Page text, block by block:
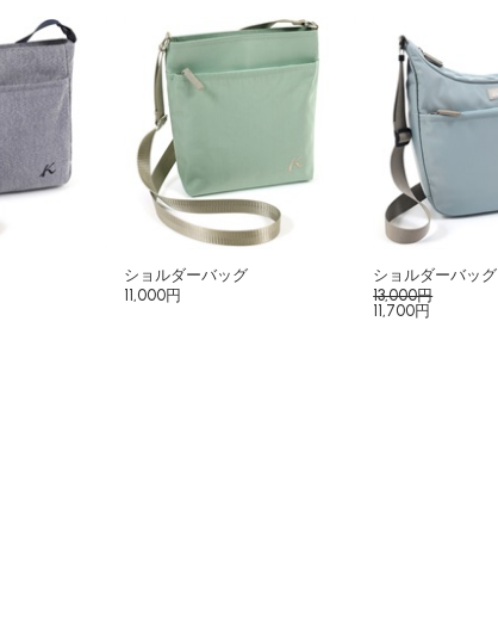
ショルダーバッグ
11,000円
ショルダーバッグ
13,000円
11,700円